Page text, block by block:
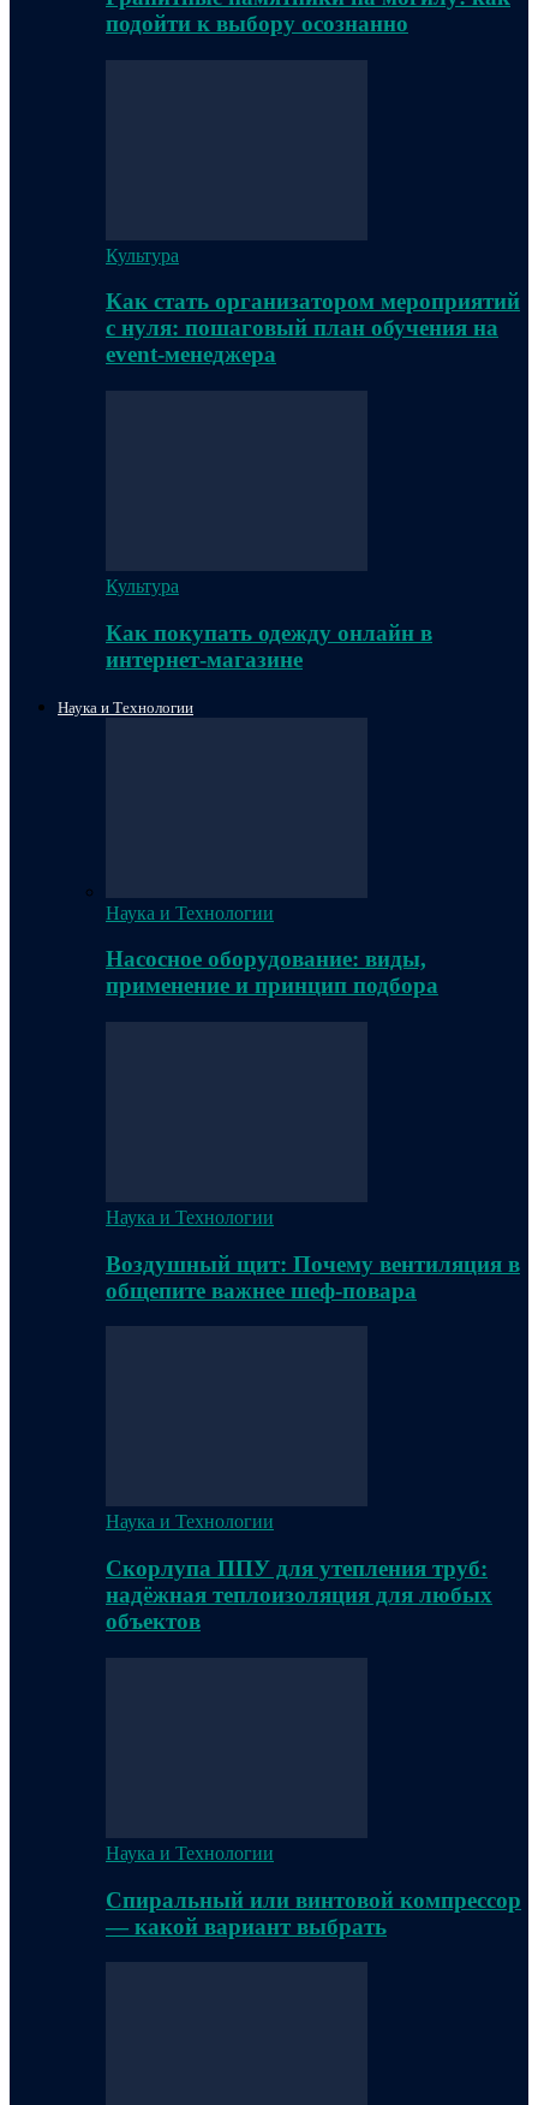
подойти к выбору осознанно
Культура
Как стать организатором мероприятий
с нуля: пошаговый план обучения на
event-менеджера
Культура
Как покупать одежду онлайн в
интернет-магазине
Наука и Технологии
Наука и Технологии
Насосное оборудование: виды,
применение и принцип подбора
Наука и Технологии
Воздушный щит: Почему вентиляция в
общепите важнее шеф-повара
Наука и Технологии
Скорлупа ППУ для утепления труб:
надёжная теплоизоляция для любых
объектов
Наука и Технологии
Спиральный или винтовой компрессор
— какой вариант выбрать